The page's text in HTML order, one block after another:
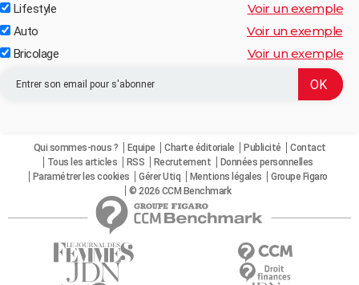
Lifestyle Voir un exemple
Auto Voir un exemple
Bricolage Voir un exemple
Qui sommes-nous ? Equipe Charte éditoriale Publicité
Contact
Tous les articles
RSS Recrutement
Données personnelles
Paramétrer les cookies
Gérer Utiq Mentions légales
Groupe Figaro
© 2026 CCM Benchmark